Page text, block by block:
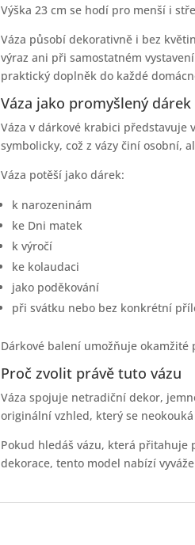
Výška 23 cm se hodí pro menší i
Váza působí dekorativně i bez
výraz ani při samostatném
praktický doplněk do každé
Váza jako promyšlený dárek
Váza v dárkové krabici představuje
symbolicky, což z vázy činí osobní,
Váza potěší jako dárek:
k narozeninám
ke Dni matek
k výročí
ke kolaudaci
jako poděkování
při svátku nebo bez konkrétní
Dárkové balení umožňuje
Proč zvolit právě tuto vázu
Váza spojuje netradiční dekor,
originální vzhled, který se
Pokud hledáš vázu, která přitahuje
dekorace, tento model nabízí